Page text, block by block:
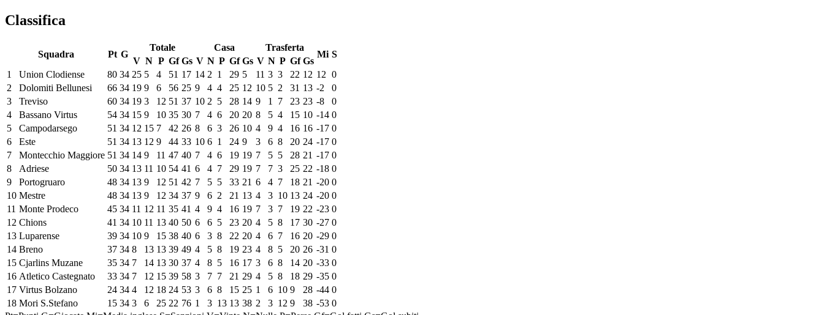
Classifica
Squadra Pt G
Totale Casa Trasferta
Mi S
V N P Gf Gs V N P Gf Gs V N P Gf Gs
1
Union Clodiense 80 34 25 5 4 51 17 14 2 1 29 5 11 3 3 22 12 12 0
2
Dolomiti Bellunesi 66 34 19 9 6 56 25 9 4 4 25 12 10 5 2 31 13 -2
0
3
Treviso 60 34 19 3 12 51 37 10 2 5 28 14 9 1 7 23 23 -8
0
4
Bassano Virtus 54 34 15 9 10 35 30 7 4 6 20 20 8 5 4 15 10 -14 0
5
Campodarsego 51 34 12 15 7 42 26 8 6 3 26 10 4 9 4 16 16 -17 0
6
Este 51 34 13 12 9 44 33 10 6 1 24 9 3 6 8 20 24 -17 0
7
Montecchio Maggiore 51 34 14 9 11 47 40 7 4 6 19 19 7 5 5 28 21 -17 0
8
Adriese 50 34 13 11 10 54 41 6 4 7 29 19 7 7 3 25 22 -18 0
9
Portogruaro 48 34 13 9 12 51 42 7 5 5 33 21 6 4 7 18 21 -20 0
10 Mestre 48 34 13 9 12 34 37 9 6 2 21 13 4 3 10 13 24 -20 0
11 Monte Prodeco 45 34 11 12 11 35 41 4 9 4 16 19 7 3 7 19 22 -23 0
12 Chions 41 34 10 11 13 40 50 6 6 5 23 20 4 5 8 17 30 -27 0
13 Luparense 39 34 10 9 15 38 40 6 3 8 22 20 4 6 7 16 20 -29 0
14 Breno 37 34 8 13 13 39 49 4 5 8 19 23 4 8 5 20 26 -31 0
15 Cjarlins Muzane 35 34 7 14 13 30 37 4 8 5 16 17 3 6 8 14 20 -33 0
16 Atletico Castegnato 33 34 7 12 15 39 58 3 7 7 21 29 4 5 8 18 29 -35 0
17 Virtus Bolzano 24 34 4 12 18 24 53 3 6 8 15 25 1 6 10 9 28 -44 0
18 Mori S.Stefano 15 34 3 6 25 22 76 1 3 13 13 38 2 3 12 9 38 -53 0